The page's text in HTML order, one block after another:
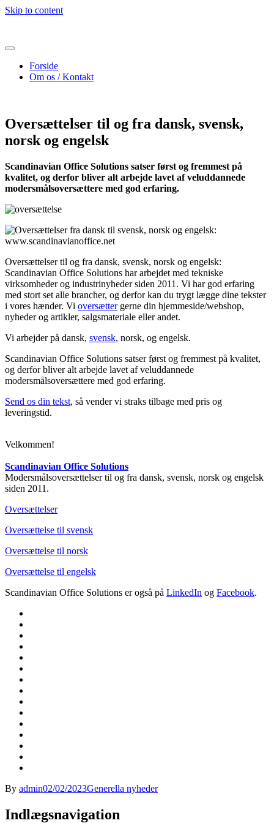
Skip to content
Forside
Om os / Kontakt
Oversættelser til og fra dansk, svensk,
norsk og engelsk
Scandinavian Office Solutions satser først og fremmest på
kvalitet, og derfor bliver alt arbejde lavet af veluddannede
modersmålsoversættere med god erfaring.
Oversættelser til og fra dansk, svensk, norsk og engelsk:
Scandinavian Office Solutions har arbejdet med tekniske
virksomheder og industrinyheder siden 2011. Vi har god erfaring
med stort set alle brancher, og derfor kan du trygt lægge dine tekster
i vores hænder. Vi oversættergerne din hjemmeside/webshop,
nyheder og artikler, salgsmateriale eller andet.
Vi arbejder på dansk, svensk, norsk, og engelsk.
Scandinavian Office Solutions satser først og fremmest på kvalitet,
og derfor bliver alt arbejde lavet af veluddannede
modersmålsoversættere med god erfaring.
Send os din tekst, så vender vi straks tilbage med pris og
leveringstid.
Velkommen!
Scandinavian Office Solutions
Modersmålsoversættelser til og fra dansk, svensk, norsk og engelsk
siden 2011.
Oversættelser
Oversættelse til svensk
Oversættelse til norsk
Oversættelse til engelsk
Scandinavian Office Solutions er også på LinkedIn og Facebook.
By admin02/02/2023Generella nyheder
Indlægsnavigation